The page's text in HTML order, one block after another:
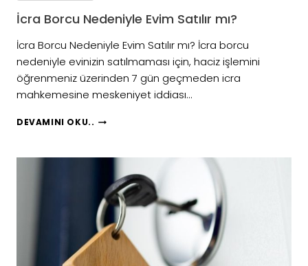
İcra Borcu Nedeniyle Evim Satılır mı?
İcra Borcu Nedeniyle Evim Satılır mı? İcra borcu
nedeniyle evinizin satılmaması için, haciz işlemini
öğrenmeniz üzerinden 7 gün geçmeden icra
mahkemesine meskeniyet iddiası…
DEVAMINI OKU.. İCRA
EVIM
MI?